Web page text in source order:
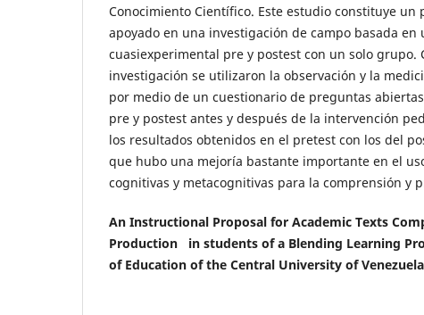
Conocimiento Científico. Este estudio constituye un
apoyado en una investigación de campo basada en
cuasiexperimental pre y postest con un solo grupo.
investigación se utilizaron la observación y la
por medio de un cuestionario de preguntas
pre y postest antes y después de la intervención
los resultados obtenidos en el pretest con los del
que hubo una mejoría bastante importante en el
cognitivas y metacognitivas para la comprensión y
An Instructional Proposal for Academic Texts
Production in students of a Blending Learning
of Education of the Central University of Venezuela